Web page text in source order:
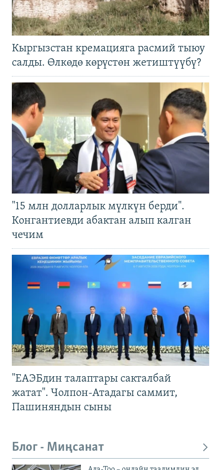
Кыргызстан кремацияга расмий тыюу
салды. Өлкөдө көрүстөн жетиштүүбү?
"15 млн долларлык мүлкүн берди".
Конгантиевди абактан алып калган
чечим
"ЕАЭБдин талаптары сакталбай
жатат". Чолпон-Атадагы саммит,
Пашиняндын сыны
Блог - Миңсанат